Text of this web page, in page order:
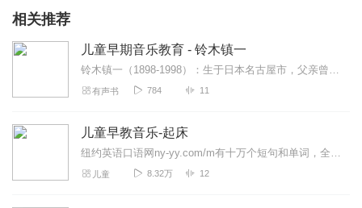
相关推荐
儿童早期音乐教育 - 铃木镇一
铃木镇一（1898-1998）：生于日本名古屋市，父亲曾经创办了世界上规模最大的小提琴厂。铃木镇一在东京完成学业后，留学德国柏林，跟随卡尔·克林格尔教授学习小提...
有声书 784 11
儿童早教音乐-起床
纽约英语口语网ny-yy.com/m有十万个短句和单词，全部由美国播音员朗读，发音清晰纯正。请反复按声音按钮，就像对面的播音员教你一样，认真模仿每一句。记在...
儿童 8.32万 12